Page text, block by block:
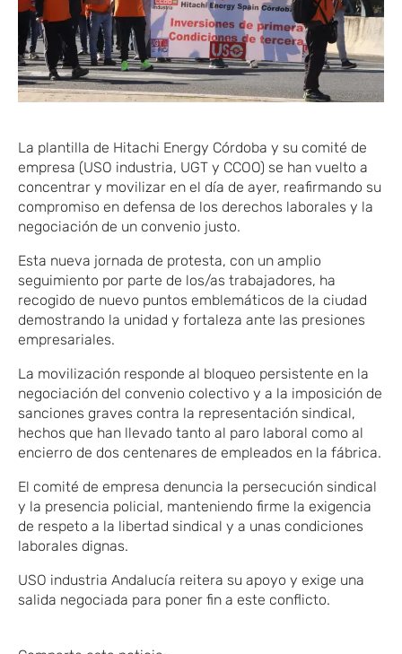
La plantilla de Hitachi Energy Córdoba y su comité de
empresa (USO ​ industria, UGT y CCOO) se han vuelto a
concentrar y movilizar en el día de ​ayer, reafirmando su
compromiso en defensa de los derechos laborales y la
negociación de un convenio justo.
Esta nueva jornada de protesta, con un amplio
seguimiento por parte de los​/as trabajadores, ​ha
recogido de nuevo puntos emblemáticos de la ciudad
demostrando la unidad y fortaleza ante las presiones
empresariales.
La movilización responde al bloqueo persistente en la
negociación del convenio colectivo y a la imposición de
sanciones graves contra la representación sindical,
hechos que han llevado tanto al paro laboral como al
encierro de dos centenares de empleados en la fábrica.
El comité de empresa denuncia la persecución sindical
y la presencia policial, manteniendo firme la exigencia
de respeto a la libertad sindical y a unas condiciones
laborales dignas.
USO ​industria Andalucía reitera su apoyo y exige una
salida negociada para poner fin a este conflicto.